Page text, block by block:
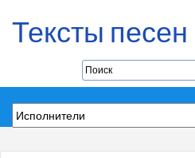
Тексты песен